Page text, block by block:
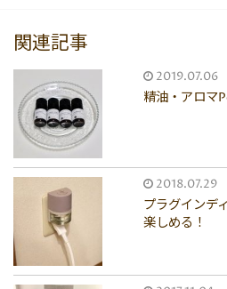
関連記事
2019.07.06
精油・アロマ
2018.07.29
プラグインデ
楽しめる！